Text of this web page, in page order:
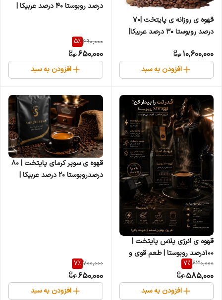
قهوه ی روزانه ی پایتخت |۷۰
درصد روبوستا ۳۰ درصد عربیکا|
کیلویی
10,600,000
افزودن به سبد
درصد روبوستا ۴۰ درصد عربیکا |
690,000
5%
650,000
افزودن به سبد
قهوه ی انرژی پلاس پایتخت |
100درصد روبوستا | طعم قوی و
کافئین بسیار بالا
630,000
7%
585,000
افزودن به سبد
قهوه ی سوپر کرمای پایتخت | ۸۰
درصدروبوستا ۲۰ درصد عربیکا |
700,000
7%
650,000
افزودن به سبد